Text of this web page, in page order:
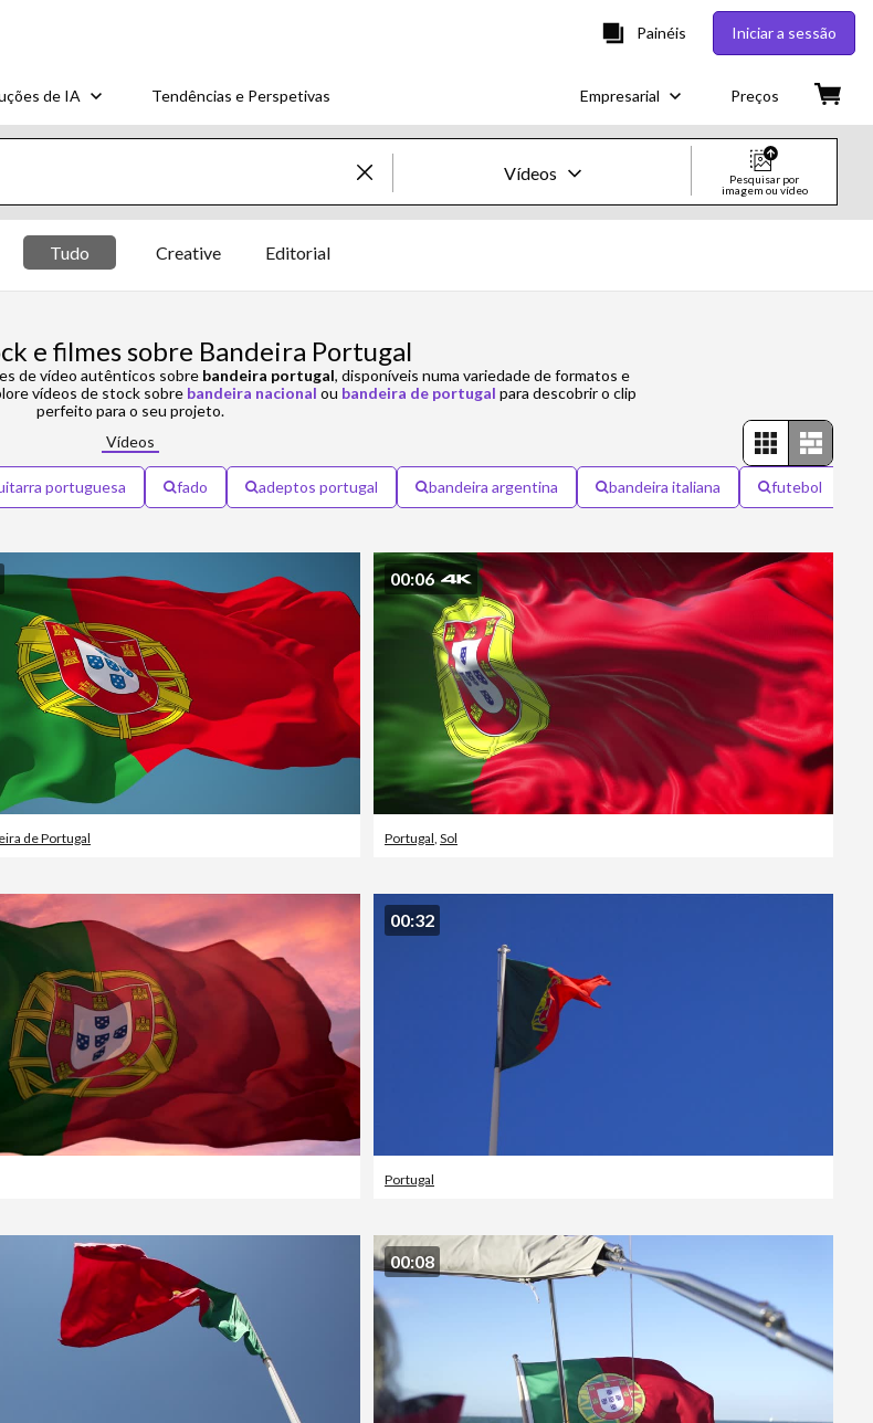
Painéis Iniciar a sessão
de IA Tendências e Perspetivas Empresarial Preços
Vídeos
Editorial
Creative
Pesquisar por
imagem ou vídeo
Tudo Creative Editorial
e filmes sobre Bandeira Portugal
de vídeo autênticos sobre bandeira portugal, disponíveis numa variedade de formatos e
vídeos de stock sobre bandeira nacional ou bandeira de portugal para descobrir o clip
perfeito para o seu projeto.
Vídeos
portuguesa fado adeptos portugal bandeira argentina bandeira italiana futebol
de Portugal
00:06
Portugal, Sol
00:32
Portugal
00:08